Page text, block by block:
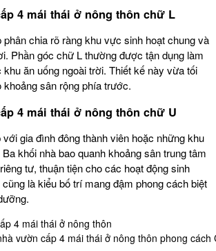
4 mái thái ở nông thôn chữ L
phân chia rõ ràng khu vực sinh hoạt chung và
Phần góc chữ L thường được tận dụng làm
ăn uống ngoài trời. Thiết kế này vừa tối
sân rộng phía trước.
4 mái thái ở nông thôn chữ U
gia đình đông thành viên hoặc những khu
khối nhà bao quanh khoảng sân trung tâm
tư, thuận tiện cho các hoạt động sinh
là kiểu bố trí mang đậm phong cách biệt
vườn cấp 4 mái thái ở nông thôn phong cách